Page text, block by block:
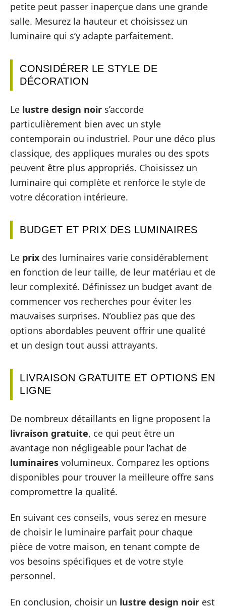
petite peut passer inaperçue dans une grande
salle. Mesurez la hauteur et choisissez un
luminaire qui s’y adapte parfaitement.
CONSIDÉRER LE STYLE DE
DÉCORATION
Le lustre design noir s’accorde
particulièrement bien avec un style
contemporain ou industriel. Pour une déco plus
classique, des appliques murales ou des spots
peuvent être plus appropriés. Choisissez un
luminaire qui complète et renforce le style de
votre décoration intérieure.
BUDGET ET PRIX DES LUMINAIRES
Le prix des luminaires varie considérablement
en fonction de leur taille, de leur matériau et de
leur complexité. Définissez un budget avant de
commencer vos recherches pour éviter les
mauvaises surprises. N’oubliez pas que des
options abordables peuvent offrir une qualité
et un design tout aussi attrayants.
LIVRAISON GRATUITE ET OPTIONS EN
LIGNE
De nombreux détaillants en ligne proposent la
livraison gratuite, ce qui peut être un
avantage non négligeable pour l’achat de
luminaires volumineux. Comparez les options
disponibles pour trouver la meilleure offre sans
compromettre la qualité.
En suivant ces conseils, vous serez en mesure
de choisir le luminaire parfait pour chaque
pièce de votre maison, en tenant compte de
vos besoins spécifiques et de votre style
personnel.
En conclusion, choisir un lustre design noir est